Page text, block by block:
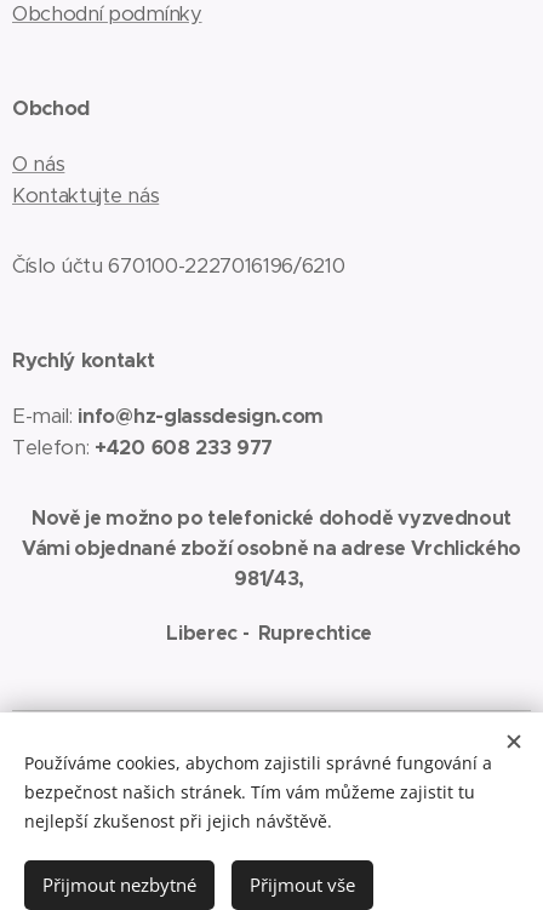
Do košíku
Obchodní podmínky
Obchod
O nás
Kontaktujte nás
Číslo účtu 670100-2227016196/6210
Rychlý kontakt
E-mail: info@hz-glassdesign.com
Telefon: +420 608 233 977
Nově je možno po telefonické dohodě vyzvednout
Vámi objednané zboží osobně na adrese Vrchlického
981/43,
Liberec - Ruprechtice
Zde najdete malbu akrylem na
plátno
Cookies
Používáme cookies, abychom zajistili správné fungování a
bezpečnost našich stránek. Tím vám můžeme zajistit tu
nejlepší zkušenost při jejich návštěvě.
Přijmout nezbytné Přijmout vše